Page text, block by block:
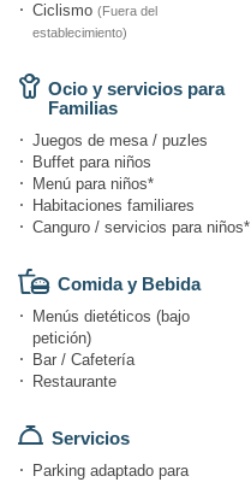
Ciclismo (Fuera del
establecimiento)
Ocio y servicios para
Familias
Juegos de mesa / puzles
Buffet para niños
Menú para niños*
Habitaciones familiares
Canguro / servicios para niños*
Comida y Bebida
Menús dietéticos (bajo
petición)
Bar / Cafetería
Restaurante
Servicios
Parking adaptado para